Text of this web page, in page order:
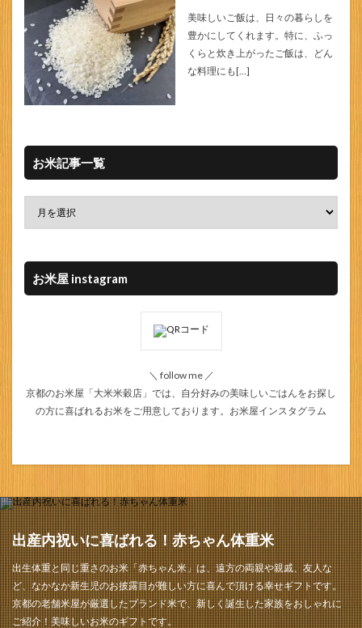
美味しいご飯は、日々の暮らしを
豊かにしてくれます。特に、ふっ
くらと炊き上がったご飯は、どん
な料理にも[…]
お米記事一覧
お米屋 instagram
＼ follow me ／
京都のお米屋「大米米穀店」では、自分好みの美味しいごはんをお探し
の方に喜ばれるお米をご用意しております。 お米屋インスタグラム
出産内祝いに喜ばれる！赤ちゃん体重米
出生体重と同じ重さのお米「赤ちゃん米」は、遠方の両親や親戚、友人な
ど、なかなか新生児のお披露目が難しい方に喜んで頂ける幸せギフトです。
京都の老舗米屋が厳選したブランド米で、新しく誕生した家族をおしゃれに
ご紹介！美味しいお米のギフトです。